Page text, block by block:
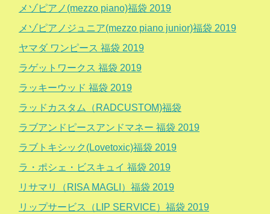
メゾピアノ(mezzo piano)福袋 2019
メゾピアノジュニア(mezzo piano junior)福袋 2019
ヤマダ ワンピース 福袋 2019
ラゲットワークス 福袋 2019
ラッキーウッド 福袋 2019
ラッドカスタム（RADCUSTOM)福袋
ラブアンドピースアンドマネー 福袋 2019
ラブトキシック(Lovetoxic)福袋 2019
ラ・ポシェ・ビスキュイ 福袋 2019
リサマリ（RISA MAGLI）福袋 2019
リップサービス（LIP SERVICE）福袋 2019